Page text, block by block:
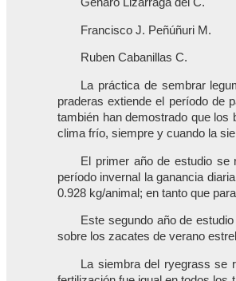
Francisco J. Peñúñuri M.
Ruben Cabanillas C.
La práctica de sembrar
praderas extiende el período de
también han demostrado que
clima frío, siempre y cuando la
El primer año de estudio se
período invernal la ganancia
0.928 kg/animal; en tanto que
Este segundo año de
sobre los zacates de verano
La siembra del ryegrass se